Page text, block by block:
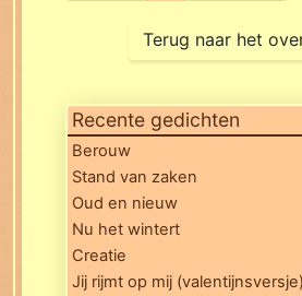
Recente gedichten
Berouw
Stand van zaken
Oud en nieuw
Nu het wintert
Creatie
Jij rijmt op mij (valentijnsversje)
Terug naar het